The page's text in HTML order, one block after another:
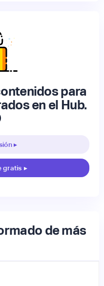
para
en el Hub.
▸
gratis ▸
de más